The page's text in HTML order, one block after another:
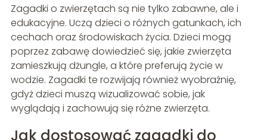
Zagadki o zwierzętach są nie tylko zabawne, ale i
edukacyjne. Uczą dzieci o różnych gatunkach, ich
cechach oraz środowiskach życia. Dzieci mogą
poprzez zabawę dowiedzieć się, jakie zwierzęta
zamieszkują dżungle, a które preferują życie w
wodzie. Zagadki te rozwijają również wyobraźnię,
gdyż dzieci muszą wizualizować sobie, jak
wyglądają i zachowują się różne zwierzęta.
Jak dostosować zagadki do